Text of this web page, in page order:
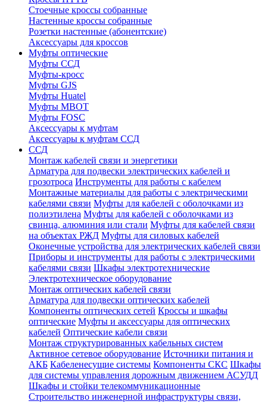
Стоечные кроссы собранные
Настенные кроссы собранные
Розетки настенные (абонентские)
Аксессуары для кроссов
Муфты оптические
Муфты ССД
Муфты-кросс
Муфты GJS
Муфты Huatel
Муфты МВОТ
Муфты FOSC
Аксессуары к муфтам
Аксессуары к муфтам ССД
ССД
Монтаж кабелей связи и энергетики
Арматура для подвески электрических кабелей и
грозотроса Инструменты для работы с кабелем
Монтажные материалы для работы с электрическими
кабелями связи Муфты для кабелей с оболочками из
полиэтилена Муфты для кабелей с оболочками из
свинца, алюминия или стали Муфты для кабелей связи
на объектах РЖД Муфты для силовых кабелей
Оконечные устройства для электрических кабелей связи
Приборы и инструменты для работы с электрическими
кабелями связи Шкафы электротехнические
Электротехническое оборудование
Монтаж оптических кабелей связи
Арматура для подвески оптических кабелей
Компоненты оптических сетей Кроссы и шкафы
оптические Муфты и аксессуары для оптических
кабелей Оптические кабели связи
Монтаж структурированных кабельных систем
Активное сетевое оборудование Источники питания и
АКБ Кабеленесущие системы Компоненты СКС Шкафы
для системы управления дорожным движением АСУДД
Шкафы и стойки телекоммуникационные
Строительство инженерной инфраструктуры связи,